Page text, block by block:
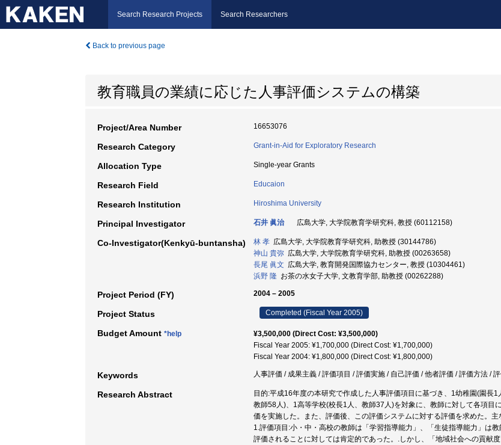
Search Research Projects Search Researchers
Back to previous page
教育職員の業績に応じた人事評価システムの構築
Project/Area Number 16653076
Research Category Grant-in-Aid for Exploratory Research
Allocation Type Single-year Grants
Research Field Educaion
Research Institution Hiroshima University
Principal Investigator 石井 眞治 広島大学, 大学院教育学研究科, 教授 (60112158)
Co-Investigator(Kenkyū-buntansha) 林 孝 広島大学, 大学院教育学研究科, 助教授 (30144786)
神山 貴弥 広島大学, 大学院教育学研究科, 助教授 (00263658)
長尾 眞文 広島大学, 教育開発国際協力センター, 教授 (10304461)
浜野 隆 お茶の水女子大学, 文教育学部, 助教授 (00262288)
Project Period (FY) 2004 – 2005
Project Status Completed (Fiscal Year 2005)
Budget Amount *help
¥3,500,000 (Direct Cost: ¥3,500,000)
Fiscal Year 2005: ¥1,700,000 (Direct Cost: ¥1,700,000)
Fiscal Year 2004: ¥1,800,000 (Direct Cost: ¥1,800,000)
Keywords 人事評価 / 成果主義 / 評価項目 / 評価実施 / 自己評価 / 他者評価 / 評価方法 /
Research Abstract
目的:平成16年度の本研究で作成した人事評価項目に基づき、1幼稚園(園長
教師58人)、1高等学校(校長1人、教師37人)を対象に、教師に対して各項目
価を実施した。また、評価後、この評価システムに対する評価を求めた。主
1.評価項目:小・中・高校の教師は「学習指導能力」、「生徒指導能力」は
評価されることに対しては肯定的であった。.しかし、「地域社会への貢献